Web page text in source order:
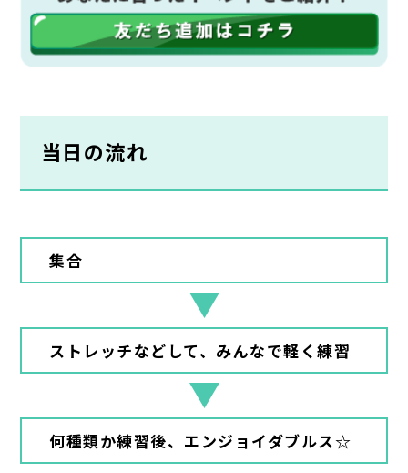
当日の流れ
集合
ストレッチなどして、みんなで軽く練習
何種類か練習後、エンジョイダブルス☆